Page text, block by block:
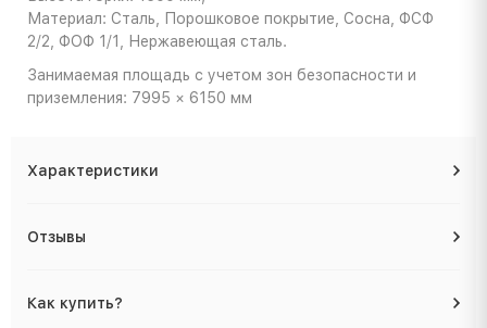
Материал: Сталь, Порошковое покрытие, Сосна, ФСФ
2/2, ФОФ 1/1, Нержавеющая сталь.
Занимаемая площадь с учетом зон безопасности и
приземления: 7995 × 6150 мм
Характеристики
Отзывы
Как купить?